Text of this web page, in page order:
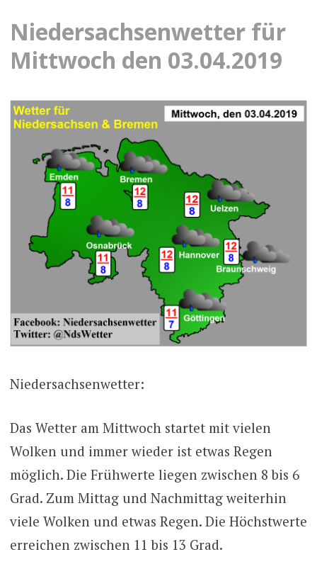
Niedersachsenwetter für
Mittwoch den 03.04.2019
Niedersachsenwetter:
Das Wetter am Mittwoch startet mit vielen
Wolken und immer wieder ist etwas Regen
möglich. Die Frühwerte liegen zwischen 8 bis 6
Grad. Zum Mittag und Nachmittag weiterhin
viele Wolken und etwas Regen. Die Höchstwerte
erreichen zwischen 11 bis 13 Grad.